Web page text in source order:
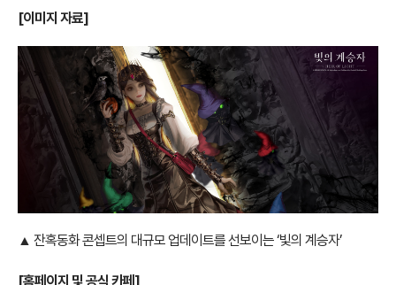
[이미지 자료]
▲ 잔혹동화 콘셉트의 대규모 업데이트를 선보이는 ‘빛의 계승자’
[홈페이지 및 공식 카페]